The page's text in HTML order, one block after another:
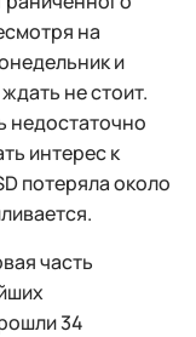
на
и
не стоит.
недостаточно
интерес к
потеряла около
часть
34